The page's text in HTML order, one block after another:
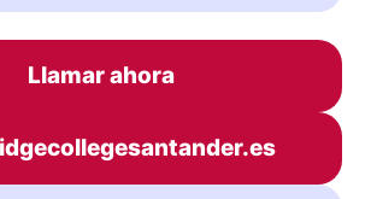
Llamar ahora